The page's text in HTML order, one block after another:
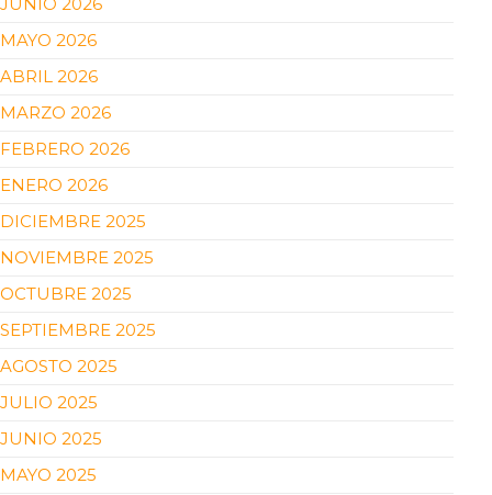
MAYO 2026
ABRIL 2026
MARZO 2026
FEBRERO 2026
ENERO 2026
DICIEMBRE 2025
NOVIEMBRE 2025
OCTUBRE 2025
SEPTIEMBRE 2025
AGOSTO 2025
JULIO 2025
JUNIO 2025
MAYO 2025